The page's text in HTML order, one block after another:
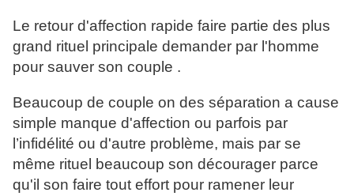
Le retour d'affection rapide faire partie des plus
grand rituel principale demander par l'homme
pour sauver son couple .
Beaucoup de couple on des séparation a cause
simple manque d'affection ou parfois par
l’infidélité ou d'autre problème, mais par se
même rituel beaucoup son décourager parce
qu'il son faire tout effort pour ramener leur